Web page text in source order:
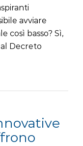
avviare
così basso? Sì,
Decreto